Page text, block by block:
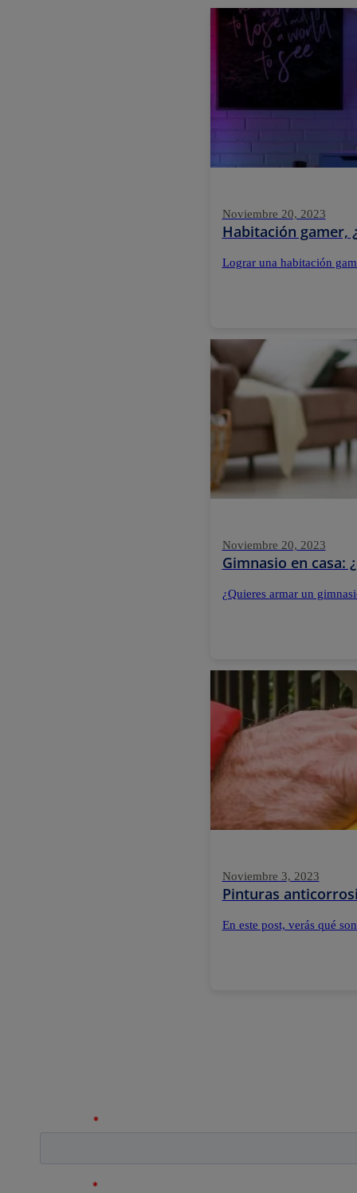
Noviembre 20, 2023
Habitación gamer,
Lograr una habitación
Noviembre 20, 2023
Gimnasio en casa:
¿Quieres armar un
Noviembre 3, 2023
Pinturas
En este post, verás qué